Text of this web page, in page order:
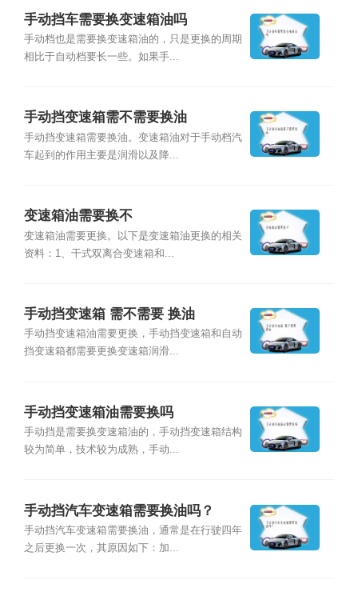
手动挡车需要换变速箱油吗
手动档也是需要换变速箱油的，只是更换的周期
相比于自动档要长一些。如果手...
手动挡变速箱需不需要换油
手动挡变速箱需要换油。变速箱油对于手动档汽
车起到的作用主要是润滑以及降...
变速箱油需要换不
变速箱油需要更换。以下是变速箱油更换的相关
资料：1、干式双离合变速箱和...
手动挡变速箱 需不需要 换油
手动挡变速箱油需要更换，手动挡变速箱和自动
挡变速箱都需要更换变速箱润滑...
手动挡变速箱油需要换吗
手动挡是需要换变速箱油的，手动挡变速箱结构
较为简单，技术较为成熟，手动...
手动挡汽车变速箱需要换油吗？
手动挡汽车变速箱需要换油，通常是在行驶四年
之后更换一次，其原因如下：加...